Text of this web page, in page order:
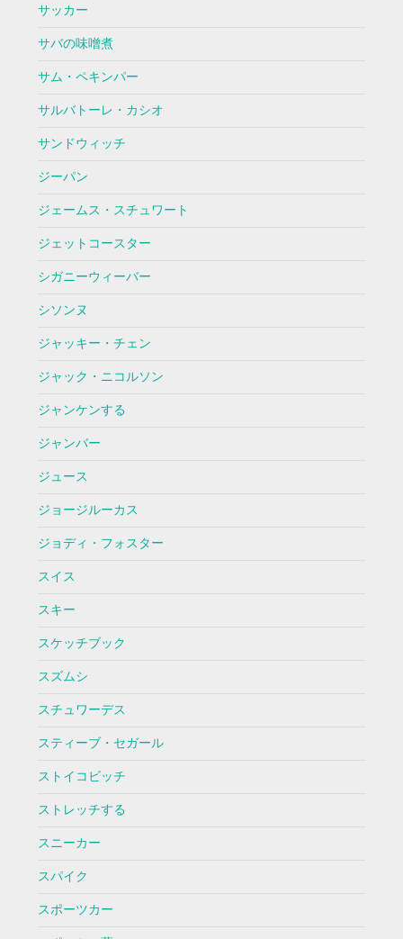
サッカー
サバの味噌煮
サム・ペキンパー
サルバトーレ・カシオ
サンドウィッチ
ジーパン
ジェームス・スチュワート
ジェットコースター
シガニーウィーバー
シソンヌ
ジャッキー・チェン
ジャック・ニコルソン
ジャンケンする
ジャンバー
ジュース
ジョージルーカス
ジョディ・フォスター
スイス
スキー
スケッチブック
スズムシ
スチュワーデス
スティーブ・セガール
ストイコビッチ
ストレッチする
スニーカー
スパイク
スポーツカー